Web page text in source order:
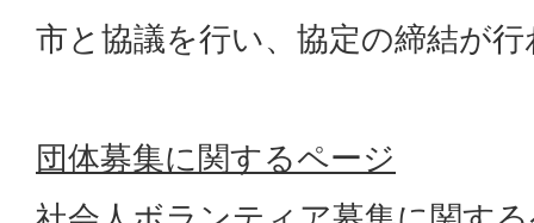
市と協議を行い、協定の締結が
団体募集に関するページ